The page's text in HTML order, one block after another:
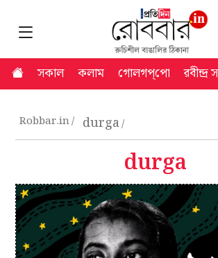
সকাল কলাম গোলগপ্‌পো রবীন্দ্র
Robbar.in durga
durga